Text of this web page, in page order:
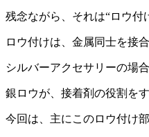
残念ながら、それは“ロウ付
ロウ付けは、金属同士を接
シルバーアクセサリーの場
銀ロウが、接着剤の役割をす
今回は、主にこのロウ付け